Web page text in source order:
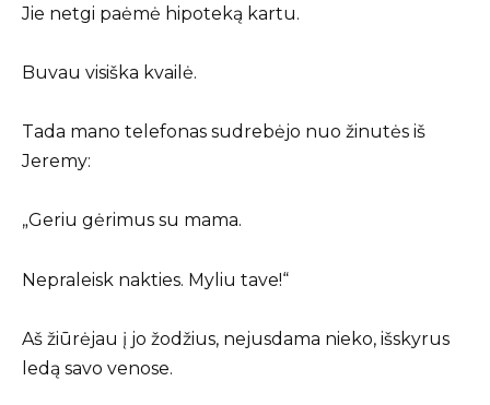
Jie netgi paėmė hipoteką kartu.
Buvau visiška kvailė.
Tada mano telefonas sudrebėjo nuo žinutės iš
Jeremy:
„Geriu gėrimus su mama.
Nepraleisk nakties. Myliu tave!“
Aš žiūrėjau į jo žodžius, nejusdama nieko, išskyrus
ledą savo venose.